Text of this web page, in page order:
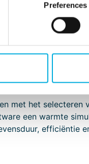
Preferences
met het
een warmte
efficiëntie